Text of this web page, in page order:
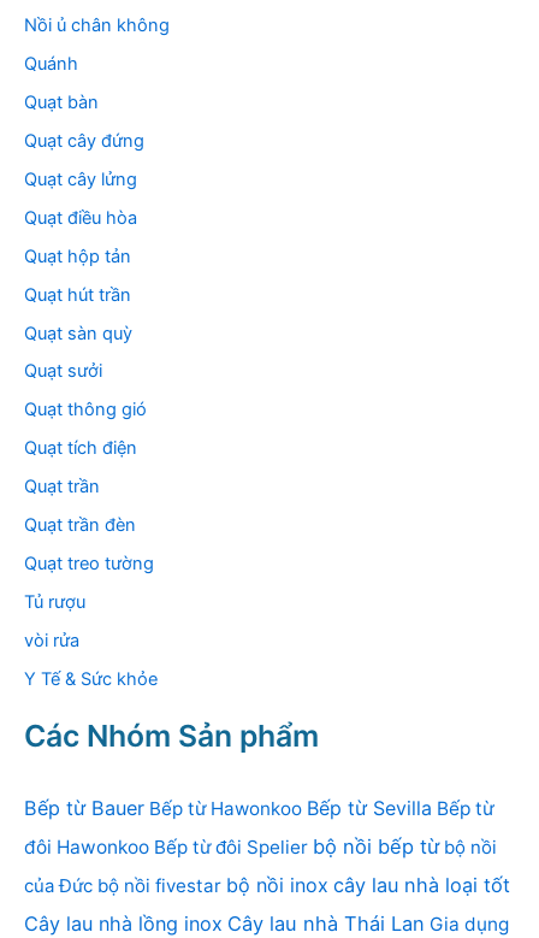
Nồi ủ chân không
Quánh
Quạt bàn
Quạt cây đứng
Quạt cây lửng
Quạt điều hòa
Quạt hộp tản
Quạt hút trần
Quạt sàn quỳ
Quạt sưởi
Quạt thông gió
Quạt tích điện
Quạt trần
Quạt trần đèn
Quạt treo tường
Tủ rượu
vòi rửa
Y Tế & Sức khỏe
Các Nhóm Sản phẩm
Bếp từ Bauer Bếp từ Hawonkoo Bếp từ Sevilla Bếp từ
đôi Hawonkoo Bếp từ đôi Spelier bộ nồi bếp từ bộ nồi
của Đức bộ nồi fivestar bộ nồi inox cây lau nhà loại tốt
Cây lau nhà lồng inox Cây lau nhà Thái Lan Gia dụng